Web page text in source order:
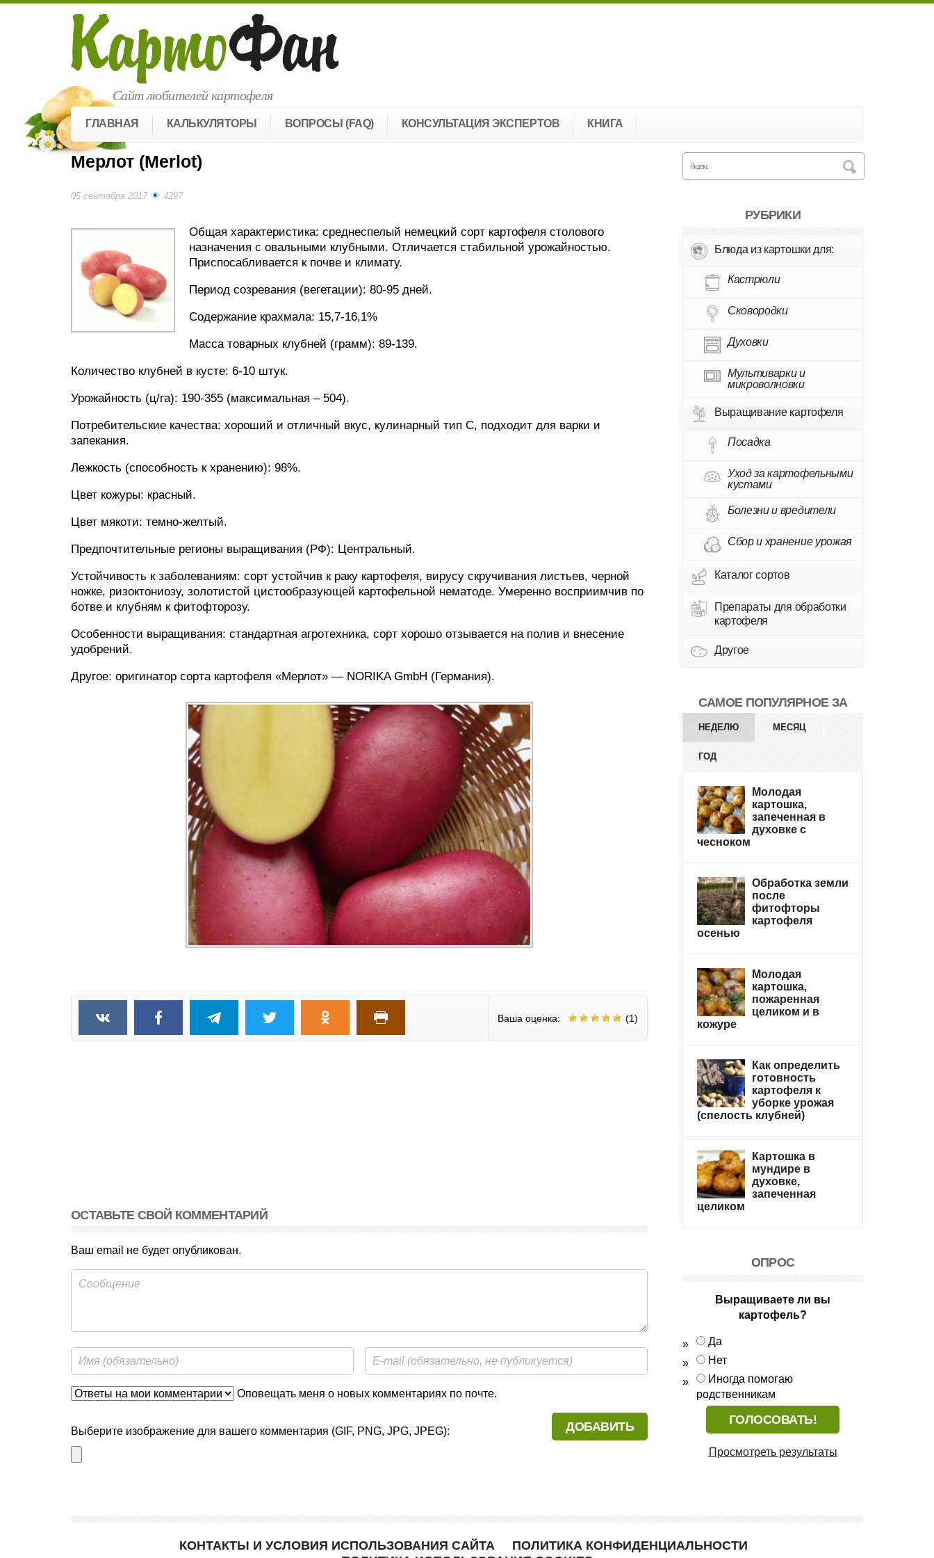
Сайт любителей картофеля
ГЛАВНАЯ КАЛЬКУЛЯТОРЫ ВОПРОСЫ (FAQ) КОНСУЛЬТАЦИЯ ЭКСПЕРТОВ КНИГА
Мерлот (Merlot)
05 сентября 2017 4297
Общая характеристика: среднеспелый немецкий сорт картофеля столового
назначения с овальными клубными. Отличается стабильной урожайностью.
Приспосабливается к почве и климату.
Период созревания (вегетации): 80-95 дней.
Содержание крахмала: 15,7-16,1%
Масса товарных клубней (грамм): 89-139.
Количество клубней в кусте: 6-10 штук.
Урожайность (ц/га): 190-355 (максимальная – 504).
Потребительские качества: хороший и отличный вкус, кулинарный тип C, подходит для варки и
запекания.
Лежкость (способность к хранению): 98%.
Цвет кожуры: красный.
Цвет мякоти: темно-желтый.
Предпочтительные регионы выращивания (РФ): Центральный.
Устойчивость к заболеваниям: сорт устойчив к раку картофеля, вирусу скручивания листьев, черной
ножке, ризоктониозу, золотистой цистообразующей картофельной нематоде. Умеренно восприимчив по
ботве и клубням к фитофторозу.
Особенности выращивания: стандартная агротехника, сорт хорошо отзывается на полив и внесение
удобрений.
Другое: оригинатор сорта картофеля «Мерлот» — NORIKA GmbH (Германия).
Ваша оценка: (1)
ОСТАВЬТЕ СВОЙ КОММЕНТАРИЙ
Ваш email не будет опубликован.
Оповещать меня о новых комментариях по почте.
Выберите изображение для вашего комментария (GIF, PNG, JPG, JPEG):
РУБРИКИ
Блюда из картошки для:
Кастрюли
Сковородки
Духовки
Мультиварки и
микроволновки
Выращивание картофеля
Посадка
Уход за картофельными
кустами
Болезни и вредители
Сбор и хранение урожая
Каталог сортов
Препараты для обработки
картофеля
Другое
САМОЕ ПОПУЛЯРНОЕ ЗА
НЕДЕЛЮ МЕСЯЦ
ГОД
Молодая
картошка,
запеченная в
духовке с
чесноком
Обработка земли
после
фитофторы
картофеля
осенью
Молодая
картошка,
пожаренная
целиком и в
кожуре
Как определить
готовность
картофеля к
уборке урожая
(спелость клубней)
Картошка в
мундире в
духовке,
запеченная
целиком
ОПРОС
Выращиваете ли вы
картофель?
Да
Нет
Иногда помогаю
родственникам
Просмотреть результаты
КОНТАКТЫ И УСЛОВИЯ ИСПОЛЬЗОВАНИЯ САЙТА
ПОЛИТИКА КОНФИДЕНЦИАЛЬНОСТИ